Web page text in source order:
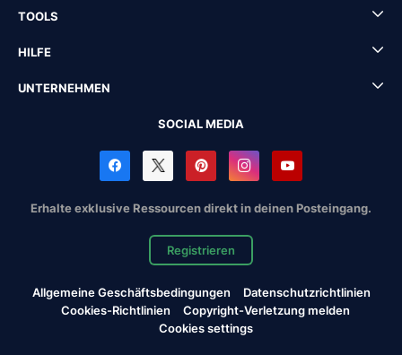
TOOLS
HILFE
UNTERNEHMEN
SOCIAL MEDIA
Erhalte exklusive Ressourcen direkt in deinen Posteingang.
Registrieren
Allgemeine Geschäftsbedingungen
Datenschutzrichtlinien
Cookies-Richtlinien
Copyright-Verletzung melden
Cookies settings